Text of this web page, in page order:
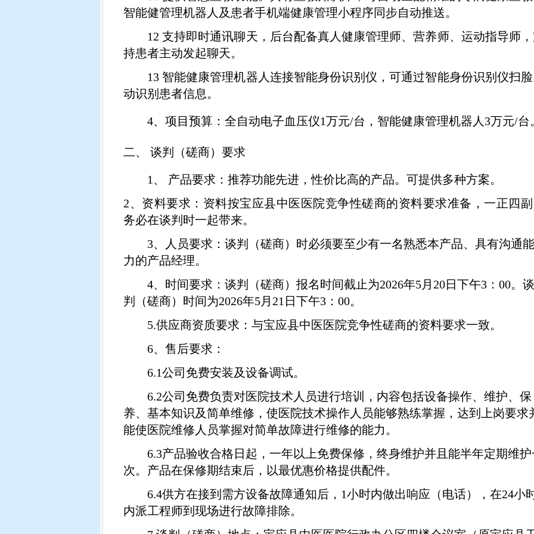
智能健管理机器人及患者手机端健康管理小程序同步自动推送。
12支持即时通讯聊天，后台配备真人健康管理师、营养师、运动指导师
持患者主动发起聊天。
13 智能健康管理机器人连接智能身份识别仪，可通过智能身份识别仪扫脸
动识别患者信息。
4、 项目预算：全自动电子血压仪1万元/台，智能健康管理机器人 3万元/台
二、 谈判（磋商）要求
1 、 产品要求：推荐功能先进，性价比高的产品。可提供多种方案。
2、资料要求：资料按宝应县中医医院竞争性磋商的资料要求准备，一正四副
务必在谈判时一起带来。
3、人员要求：谈判（磋商）时必须要至少有一名熟悉本产品、具有沟通能
力的产品经理。
4、时间要求：谈判（磋商）报名时间截止为2026年5月 20日下午3 ： 00。谈
判（磋商）时间为2026年5月 21 日下午3 ： 00。
5.供应商资质要求：与宝应县中医医院竞争性磋商的资料要求一致。
6、售后要求：
6.1公司免费安装及设备调试。
6.2公司免费负责对医院技术人员进行培训，内容包括设备操作、维护、保
养、基本知识及简单维修，使医院技术操作人员能够熟练掌握，达到上岗要求
能使医院维修人员掌握对简单故障进行维修的能力。
6.3产品验收合格日起，一年以上免费保修，终身维护并且能半年定期维护
次。产品在保修期结束后，以最优惠价格提供配件。
6.4供方在接到需方设备故障通知后， 1小时内做出响应（电话），在24小
内派工程师到现场进行故障排除。